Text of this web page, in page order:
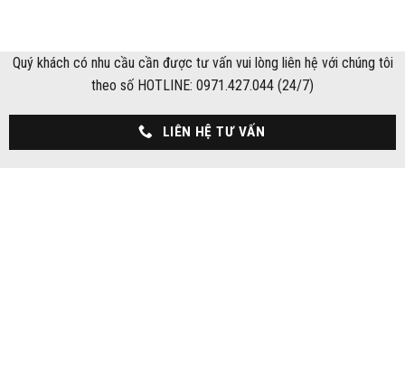
Quý khách có nhu cầu cần được tư vấn vui lòng liên hệ với chúng tôi
theo số HOTLINE: 0971.427.044 (24/7)
LIÊN HỆ TƯ VẤN